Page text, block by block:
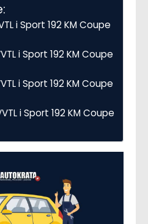
i Sport 192 KM Coupe
i Sport 192 KM Coupe
i Sport 192 KM Coupe
i Sport 192 KM Coupe